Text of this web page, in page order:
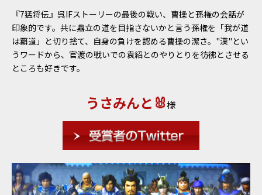
『7猛将伝』呉IFストーリーの最後の戦い、曹操と孫権の会話が
印象的です。共に鼎立の道を目指さないかと言う孫権を「我が道
は覇道」と切り捨て、自身の負けを認める曹操の潔さ。"漢"とい
うワードから、官渡の戦いでの袁紹とのやりとりを彷彿とさせる
ところも好きです。
うさみんと🐰様